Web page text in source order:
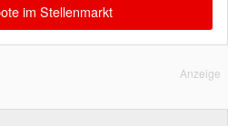
im Stellenmarkt
Anzeige